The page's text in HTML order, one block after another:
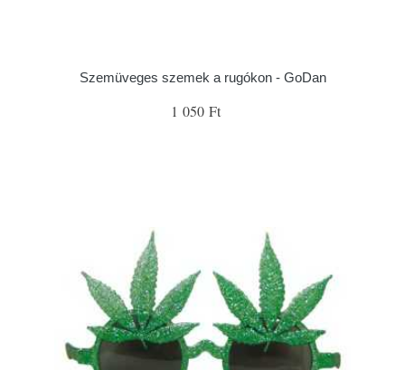
Szemüveges szemek a rugókon - GoDan
1 050 Ft